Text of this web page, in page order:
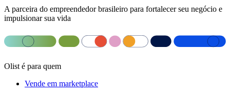
A parceira do empreendedor brasileiro para fortalecer seu negócio e
impulsionar sua vida
Olist é para quem
Vende em marketplace